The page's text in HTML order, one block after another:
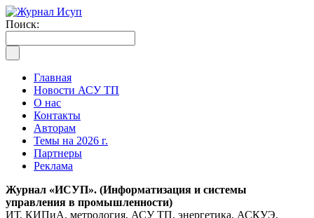
Поиск:
Главная
Новости АСУ ТП
О нас
Контакты
Авторам
Темы на 2026 г.
Партнеры
Реклама
Журнал «ИСУП». (Информатизация и системы
управления в промышленности)
ИТ, КИПиА, метрология, АСУ ТП, энергетика, АСКУЭ,